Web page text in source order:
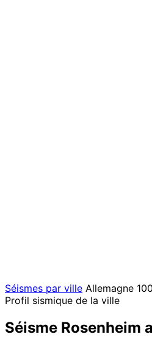
Séismes par ville Allemagne
Profil sismique de la ville
Séisme Rosenheim